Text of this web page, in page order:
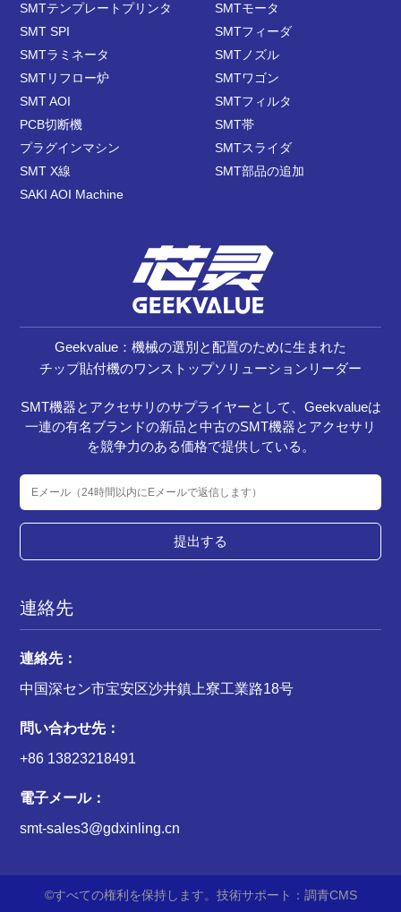
SMTテンプレートプリンタ
SMT SPI
SMTラミネータ
SMTリフロー炉
SMT AOI
PCB切断機
プラグインマシン
SMT X線
SAKI AOI Machine
SMTモータ
SMTフィーダ
SMTノズル
SMTワゴン
SMTフィルタ
SMT帯
SMTスライダ
SMT部品の追加
Geekvalue：機械の選別と配置のために生まれた
チップ貼付機のワンストップソリューションリーダー
SMT機器とアクセサリのサプライヤーとして、Geekvalueは
一連の有名ブランドの新品と中古のSMT機器とアクセサリ
を競争力のある価格で提供している。
提出する
連絡先
連絡先：
中国深セン市宝安区沙井鎮上寮工業路18号
問い合わせ先：
+86 13823218491
電子メール：
smt-sales3@gdxinling.cn
©すべての権利を保持します。技術サポート：調青CMS